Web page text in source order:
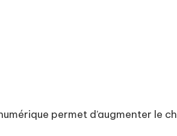
permet d’augmenter le